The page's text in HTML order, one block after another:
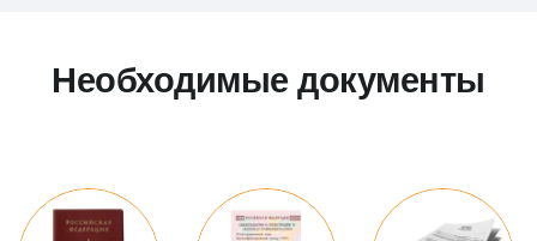
Необходимые документы